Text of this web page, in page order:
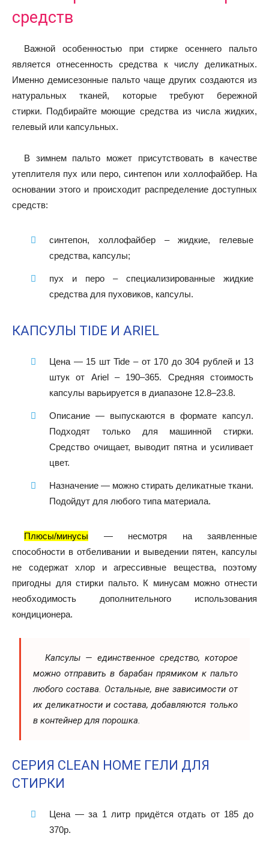
средств
Важной особенностью при стирке осеннего пальто
является отнесенность средства к числу деликатных.
Именно демисезонные пальто чаще других создаются из
натуральных тканей, которые требуют бережной
стирки. Подбирайте моющие средства из числа жидких,
гелевый или капсульных.
В зимнем пальто может присутствовать в качестве
утеплителя пух или перо, синтепон или холлофайбер. На
основании этого и происходит распределение доступных
средств:
синтепон, холлофайбер – жидкие, гелевые
средства, капсулы;
пух и перо – специализированные жидкие
средства для пуховиков, капсулы.
КАПСУЛЫ TIDE И ARIEL
Цена — 15 шт Tide – от 170 до 304 рублей и 13
штук от Ariel – 190–365. Средняя стоимость
капсулы варьируется в диапазоне 12.8–23.8.
Описание — выпускаются в формате капсул.
Подходят только для машинной стирки.
Средство очищает, выводит пятна и усиливает
цвет.
Назначение — можно стирать деликатные ткани.
Подойдут для любого типа материала.
Плюсы/минусы — несмотря на заявленные
способности в отбеливании и выведении пятен, капсулы
не содержат хлор и агрессивные вещества, поэтому
пригодны для стирки пальто. К минусам можно отнести
необходимость дополнительного использования
кондиционера.
Капсулы — единственное средство, которое
можно отправить в барабан прямиком к пальто
любого состава. Остальные, вне зависимости от
их деликатности и состава, добавляются только
в контейнер для порошка.
СЕРИЯ CLEAN HOME ГЕЛИ ДЛЯ
СТИРКИ
Цена — за 1 литр придётся отдать от 185 до
370р.